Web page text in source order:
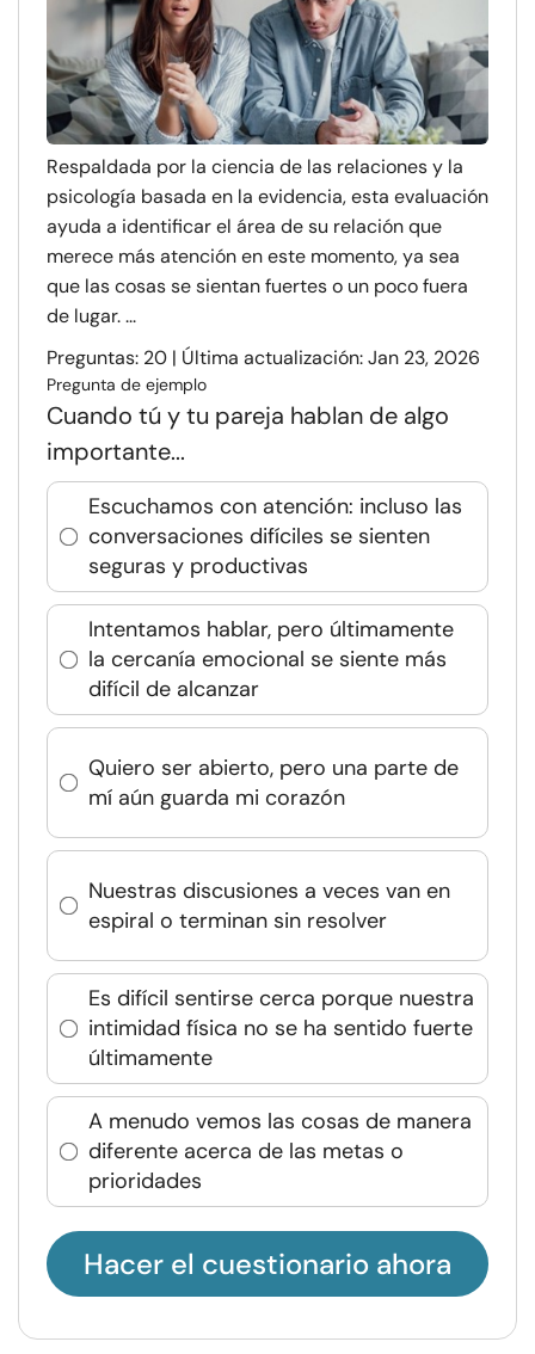
Respaldada por la ciencia de las relaciones y la
psicología basada en la evidencia, esta evaluación
ayuda a identificar el área de su relación que
merece más atención en este momento, ya sea
que las cosas se sientan fuertes o un poco fuera
de lugar. ...
Preguntas: 20 | Última actualización: Jan 23, 2026
Pregunta de ejemplo
Cuando tú y tu pareja hablan de algo
importante...
Escuchamos con atención: incluso las
conversaciones difíciles se sienten
seguras y productivas
Intentamos hablar, pero últimamente
la cercanía emocional se siente más
difícil de alcanzar
Quiero ser abierto, pero una parte de
mí aún guarda mi corazón
Nuestras discusiones a veces van en
espiral o terminan sin resolver
Es difícil sentirse cerca porque nuestra
intimidad física no se ha sentido fuerte
últimamente
A menudo vemos las cosas de manera
diferente acerca de las metas o
prioridades
Hacer el cuestionario ahora